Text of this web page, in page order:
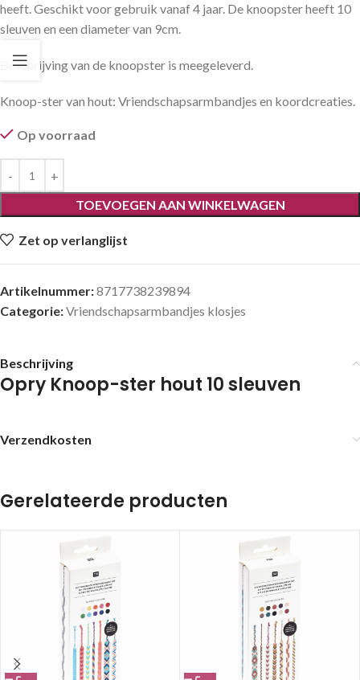
heeft. Geschikt voor gebruik vanaf 4 jaar. De knoopster heeft 10
sleuven en een diameter van 9cm.
Beschrijving van de knoopster is meegeleverd.
Knoop-ster van hout: Vriendschapsarmbandjes en koordcreaties.
Op voorraad
TOEVOEGEN AAN WINKELWAGEN
Zet op verlanglijst
Artikelnummer:8717738239894
Categorie:Vriendschapsarmbandjes klosjes
Beschrijving
Opry Knoop-ster hout 10 sleuven
Verzendkosten
Gerelateerde producten